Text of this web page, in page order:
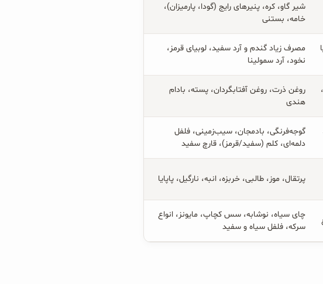
شیر گاو، کره، پنیرهای رایج (گودا، پارمیزان)،
خامه، بستنی
مصرف زیاد گندم و آرد سفید، لوبیای قرمز،
نخود، آرد سمولینا
روغن ذرت، روغن آفتابگردان، پسته، بادام
هندی
گوجه‌فرنگی، بادمجان، سیب‌زمینی، فلفل
دلمه‌ای، کلم (سفید/قرمز)، قارچ سفید
پرتقال، موز، طالبی، خربزه، انبه، نارگیل، پاپایا
چای سیاه، نوشابه، سس کچاپ، مایونز، انواع
سرکه، فلفل سیاه و سفید